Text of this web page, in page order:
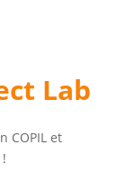
Lab
COPIL et